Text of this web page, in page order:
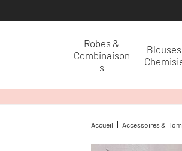
Robes &
Combinaison
s
Accueil Accessoires &